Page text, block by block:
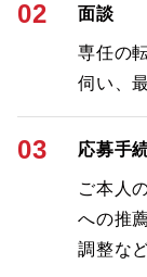
02 面談
専任の
伺い、
03 応募手
ご本人
への推
調整な